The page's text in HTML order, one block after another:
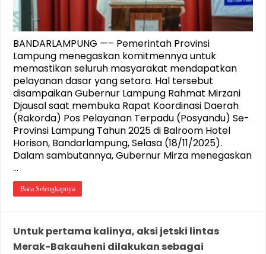
BANDARLAMPUNG —– Pemerintah Provinsi
Lampung menegaskan komitmennya untuk
memastikan seluruh masyarakat mendapatkan
pelayanan dasar yang setara. Hal tersebut
disampaikan Gubernur Lampung Rahmat Mirzani
Djausal saat membuka Rapat Koordinasi Daerah
(Rakorda) Pos Pelayanan Terpadu (Posyandu) Se-
Provinsi Lampung Tahun 2025 di Balroom Hotel
Horison, Bandarlampung, Selasa (18/11/2025).
Dalam sambutannya, Gubernur Mirza menegaskan
…
Baca Selengkapnya
Untuk pertama kalinya, aksi jetski lintas
Merak-Bakauheni dilakukan sebagai